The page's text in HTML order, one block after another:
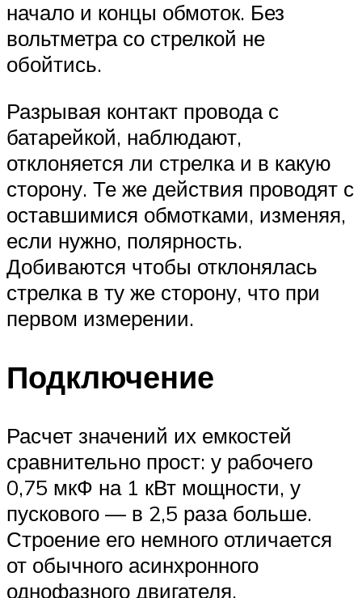
начало и концы обмоток. Без
вольтметра со стрелкой не
обойтись.
Разрывая контакт провода с
батарейкой, наблюдают,
отклоняется ли стрелка и в какую
сторону. Те же действия проводят с
оставшимися обмотками, изменяя,
если нужно, полярность.
Добиваются чтобы отклонялась
стрелка в ту же сторону, что при
первом измерении.
Подключение
Расчет значений их емкостей
сравнительно прост: у рабочего
0,75 мкФ на 1 кВт мощности, у
пускового — в 2,5 раза больше.
Строение его немного отличается
от обычного асинхронного
однофазного двигателя.